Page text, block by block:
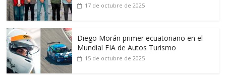
17 de octubre de 2025
Diego Morán primer ecuatoriano en el
Mundial FIA de Autos Turismo
15 de octubre de 2025